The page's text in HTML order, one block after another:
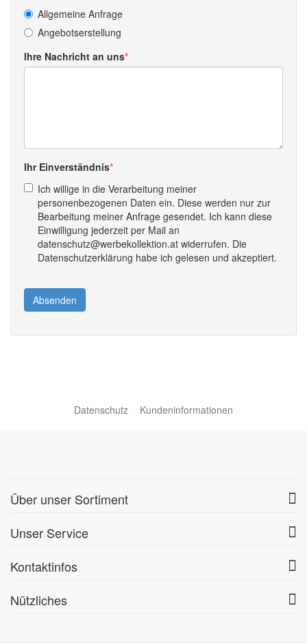
Allgemeine Anfrage
Angebotserstellung
Ihre Nachricht an uns
Ihr Einverständnis
Ich willige in die Verarbeitung meiner
personenbezogenen Daten ein. Diese werden nur zur
Bearbeitung meiner Anfrage gesendet. Ich kann diese
Einwilligung jederzeit per Mail an
datenschutz@werbekollektion.at widerrufen. Die
Datenschutzerklärung habe ich gelesen und akzeptiert.
Absenden
Datenschutz Kundeninformationen
Über unser Sortiment
Unser Service
Kontaktinfos
Nützliches